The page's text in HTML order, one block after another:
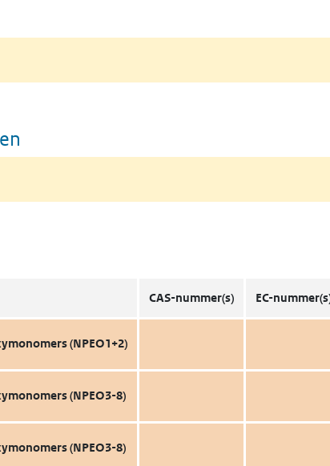
CAS-nummer(s) EC-
(NPEO1+2)
(NPEO3-8)
(NPEO3-8)